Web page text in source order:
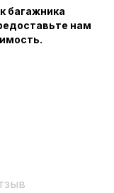
багажника
нам